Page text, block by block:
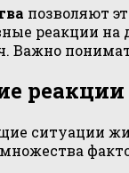
позволяют
реакции
Важно
ситуации